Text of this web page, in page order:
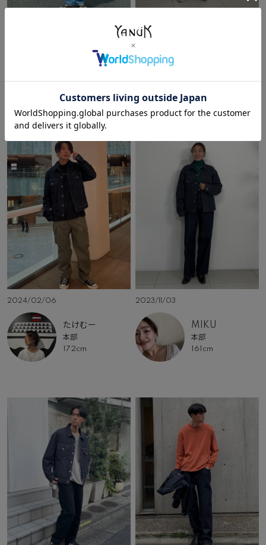
ぐっしー
2024/04/11
2024/02/06
たけむー
本部
172cm
2023/11/03
MIKU
本部
161cm